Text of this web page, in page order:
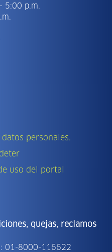
5:00 p.m.
personales.
uso del portal
quejas, reclamos
01-8000-116622